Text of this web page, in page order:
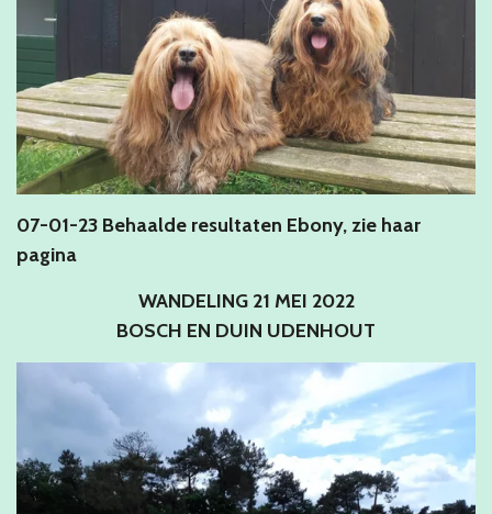
07-01-23 Behaalde resultaten Ebony, zie haar
pagina
WANDELING 21 MEI 2022
BOSCH EN DUIN UDENHOUT